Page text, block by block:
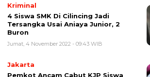
Kriminal
4 Siswa SMK Di Cilincing Jadi
Tersangka Usai Aniaya Junior, 2
Buron
Jumat, 4 November 2022 - 09:43 WIB
Jakarta
Pemkot Ancam Cabut KJP Siswa